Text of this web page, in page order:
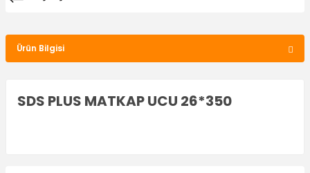
Ürün Bilgisi
SDS PLUS MATKAP UCU 26*350